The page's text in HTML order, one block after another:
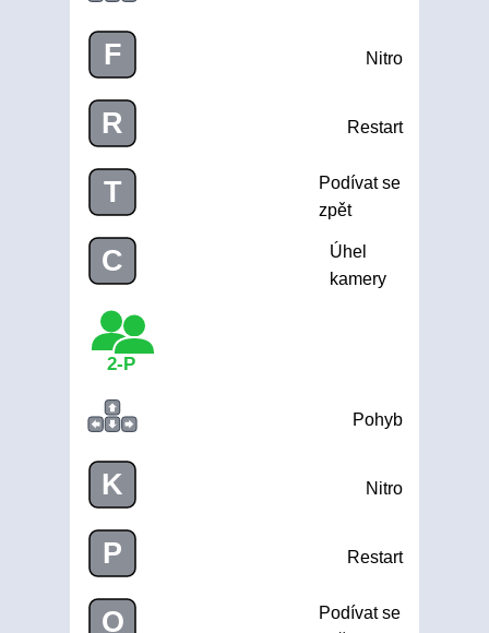
F Nitro
R Restart
T
Podívat se
zpět
C
Úhel
kamery
2-P
Pohyb
K Nitro
P Restart
O
Podívat se